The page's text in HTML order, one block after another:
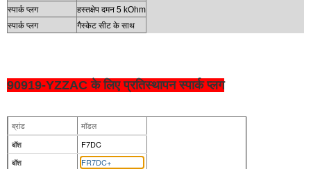
स्पार्क प्लग
हस्तक्षेप दमन 5 kOhm
स्पार्क प्लग
गैस्केट सीट के साथ
90919-YZZAC के लिए प्रतिस्थापन स्पार्क प्लग
ब्रांड
मॉडल
बॉश
F7DC
बॉश
FR7DC+